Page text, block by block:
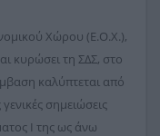
Χώρου (Ε.Ο.Χ.),
κυρώσει τη ΣΔΣ, στο
καλύπτεται από
σημειώσεις
I της ως άνω